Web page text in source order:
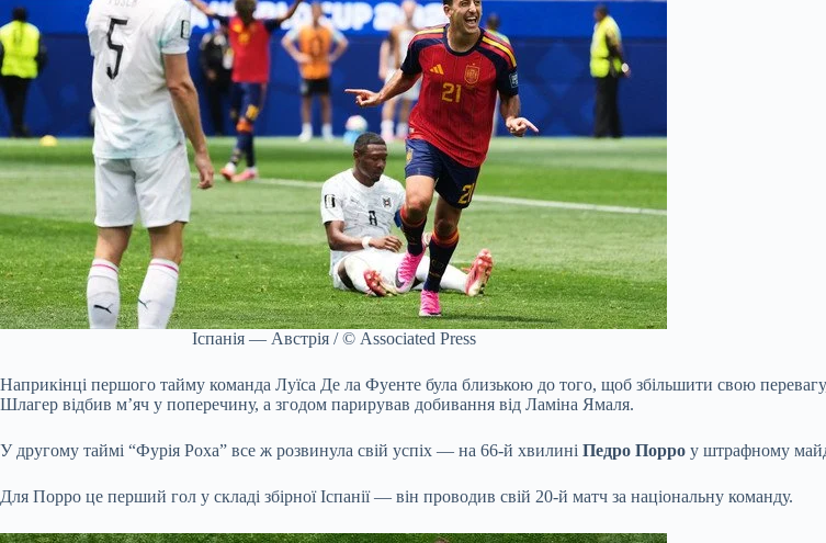
Іспанія — Австрія / © Associated Press
Наприкінці першого тайму команда Луїса Де ла Фуенте була близькою до того, щоб збільшити свою
Шлагер відбив м’яч у поперечину, а згодом парирував добивання від Ламіна Ямаля.
У другому таймі “Фурія Роха” все ж розвинула свій успіх — на 66-й хвилині Педро Порро у штрафному
Для Порро це перший гол у складі збірної Іспанії — він проводив свій 20-й матч за національну команду.